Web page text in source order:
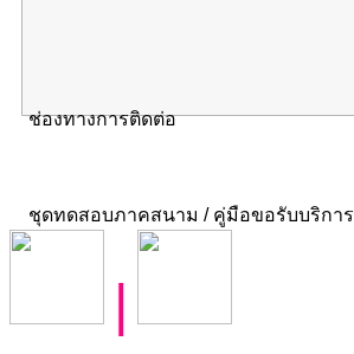
ช่องทางการติดต่อ
ชุดทดสอบภาคสนาม / คู่มือขอรับบริการ